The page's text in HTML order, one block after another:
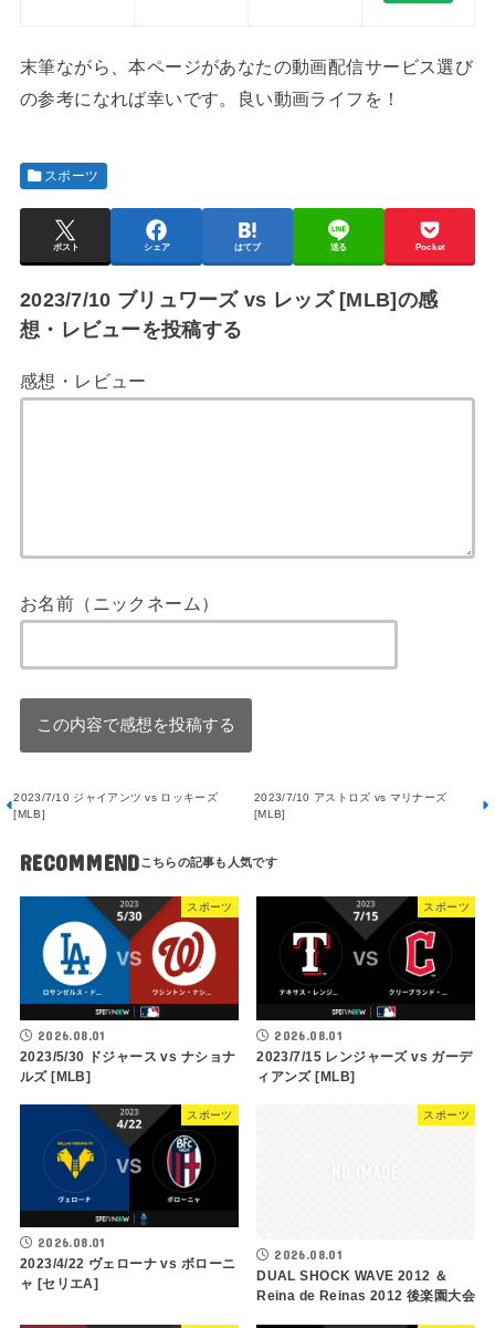
末筆ながら、本ページがあなたの動画配信サービス選び
の参考になれば幸いです。良い動画ライフを！
スポーツ
ポスト シェア はてブ 送る Pocket
2023/7/10 ブリュワーズ vs レッズ [MLB]の感
想・レビューを投稿する
感想・レビュー
お名前（ニックネーム）
2023/7/10 ジャイアンツ vs ロッキーズ
[MLB]
2023/7/10 アストロズ vs マリナーズ
[MLB]
RECOMMEND
スポーツ
2026.08.01
2023/5/30 ドジャース vs ナショナ
ルズ [MLB]
スポーツ
2026.08.01
2023/7/15 レンジャーズ vs ガーデ
ィアンズ [MLB]
スポーツ
2026.08.01
2023/4/22 ヴェローナ vs ボローニ
ャ [セリエA]
スポーツ
2026.08.01
DUAL SHOCK WAVE 2012 ＆
Reina de Reinas 2012 後楽園大会